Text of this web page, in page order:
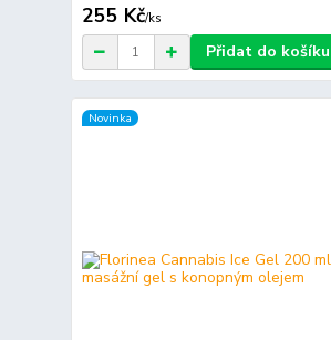
255 Kč/ks
Přidat do košíku
Novinka